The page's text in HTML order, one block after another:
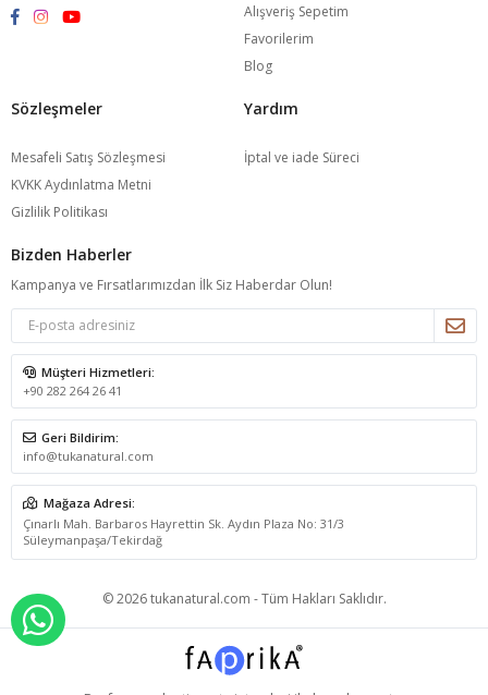
Alışveriş Sepetim
Favorilerim
Blog
Sözleşmeler
Mesafeli Satış Sözleşmesi
KVKK Aydınlatma Metni
Gizlilik Politikası
Yardım
İptal ve iade Süreci
Bizden Haberler
Kampanya ve Fırsatlarımızdan İlk Siz Haberdar Olun!
Müşteri Hizmetleri:
+90 282 264 26 41
Geri Bildirim:
info@tukanatural.com
Mağaza Adresi:
Çınarlı Mah. Barbaros Hayrettin Sk. Aydın Plaza No: 31/3
Süleymanpaşa/Tekirdağ
© 2026 tukanatural.com - Tüm Hakları Saklıdır.